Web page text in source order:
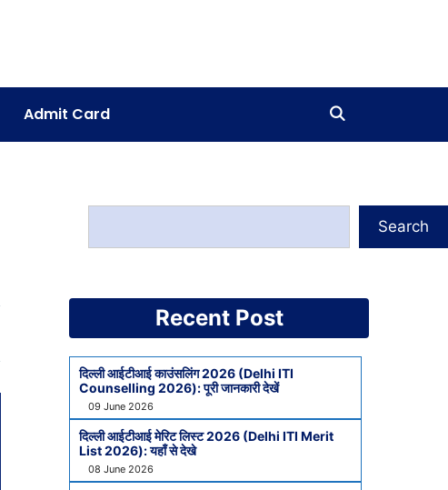
Admit Card
Search
Recent Post
दिल्ली आईटीआई काउंसलिंग 2026 (Delhi ITI
Counselling 2026): पूरी जानकारी देखें
09 June 2026
दिल्ली आईटीआई मेरिट लिस्ट 2026 (Delhi ITI Merit
List 2026): यहाँ से देखे
08 June 2026